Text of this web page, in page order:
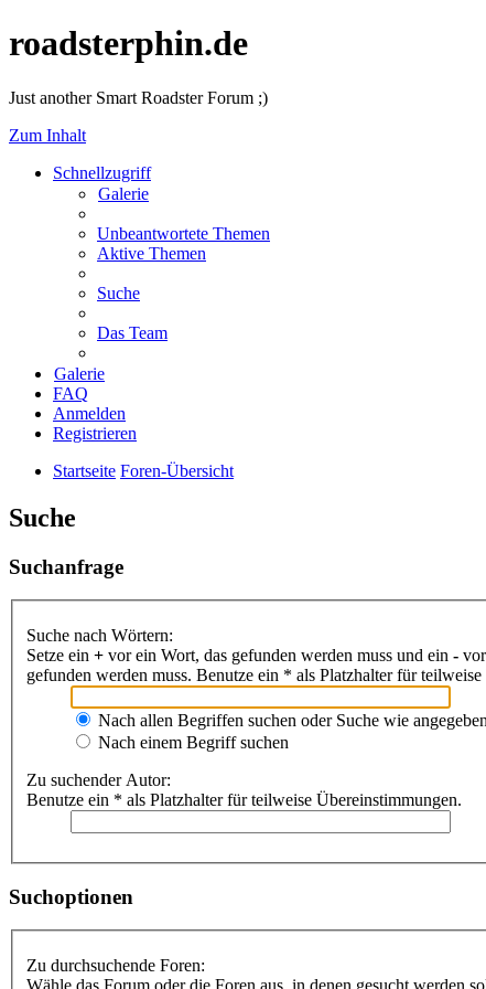
roadsterphin.de
Just another Smart Roadster Forum ;)
Zum Inhalt
Schnellzugriff
Galerie
Unbeantwortete Themen
Aktive Themen
Suche
Das Team
Galerie
FAQ
Anmelden
Registrieren
Startseite Foren-Übersicht
Suche
Suchanfrage
Suche nach Wörtern:
Setze ein + vor ein Wort, das gefunden werden muss und ein -
gefunden werden muss. Benutze ein * als Platzhalter für
Nach allen Begriffen suchen oder Suche wie
Nach einem Begriff suchen
Zu suchender Autor:
Benutze ein * als Platzhalter für teilweise Übereinstimmungen.
Suchoptionen
Zu durchsuchende Foren:
Wähle das Forum oder die Foren aus, in denen gesucht werden